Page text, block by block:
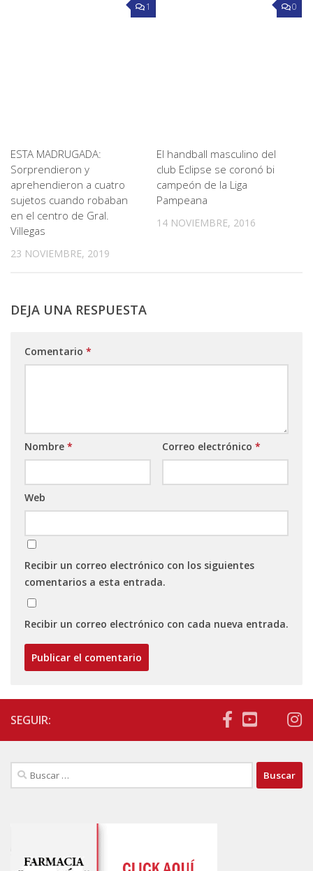
1
ESTA MADRUGADA:
Sorprendieron y
aprehendieron a cuatro
sujetos cuando robaban
en el centro de Gral.
Villegas
23 NOVIEMBRE, 2019
0
El handball masculino del
club Eclipse se coronó bi
campeón de la Liga
Pampeana
14 NOVIEMBRE, 2016
DEJA UNA RESPUESTA
Comentario *
Nombre * Correo electrónico *
Web
Recibir un correo electrónico con los siguientes
comentarios a esta entrada.
Recibir un correo electrónico con cada nueva entrada.
SEGUIR:
Buscar: